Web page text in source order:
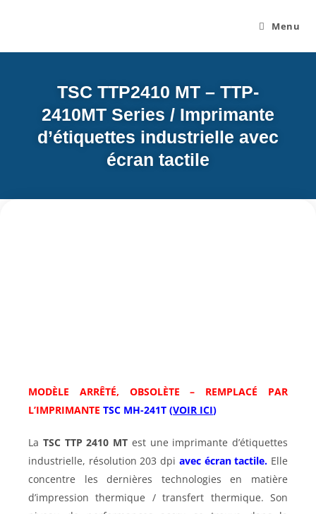
Menu
TSC TTP2410 MT – TTP-
2410MT Series / Imprimante
d’étiquettes industrielle avec
écran tactile
MODÈLE ARRÊTÉ, OBSOLÈTE – REMPLACÉ PAR
L’IMPRIMANTE TSC MH-241T (VOIR ICI)
La TSC TTP 2410 MT est une imprimante d’étiquettes
industrielle, résolution 203 dpi avec écran tactile. Elle
concentre les dernières technologies en matière
d’impression thermique / transfert thermique. Son